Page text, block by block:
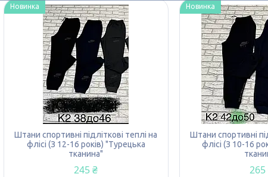
Новинка
Штани спортивні підліткові теплі на
флісі (З 12-16 років) "Турецька
тканина"
245 ₴
Новинка
Штани спортивні
флісі (З 10-16
265